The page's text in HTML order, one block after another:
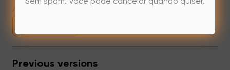
Previous versions